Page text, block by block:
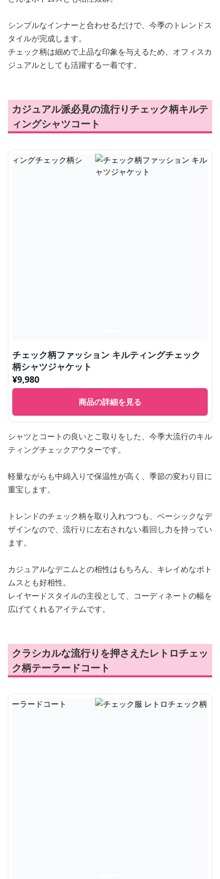
シンプルなインナーと合わせるだけで、今季のトレンドス
タイルが完成します。
チェック柄は細めで上品な印象を与えるため、オフィスカ
ジュアルとしても活躍する一着です。
カジュアル派必見の流行りチェック柄キルテ
ィングシャツコート
チェック柄ファッション キルティングチェック
柄シャツジャケット
¥9,980
商品の詳細を見る
シャツとコートの良いとこ取りをした、今季大流行のキル
ティングチェックアウターです。
軽量ながらも中綿入りで保温性が高く、季節の変わり目に
重宝します。
トレンドのチェック柄を取り入れつつも、ベーシックなデ
ザインなので、流行りに左右されない着回し力を持ってい
ます。
カジュアルなデニムとの相性はもちろん、キレイめなボト
ムスとも好相性。
レイヤードスタイルの主役として、コーディネートの幅を
広げてくれるアイテムです。
クラシカルな流行りを押さえたレトロチェッ
ク柄テーラードコート